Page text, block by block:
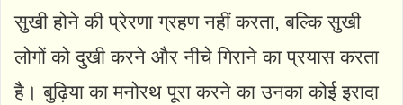
सुखी होने की प्रेरणा ग्रहण नहीं करता, बल्कि सुखी
लोगों को दुखी करने और नीचे गिराने का प्रयास करता
है। बुढ़िया का मनोरथ पूरा करने का उनका कोई इरादा